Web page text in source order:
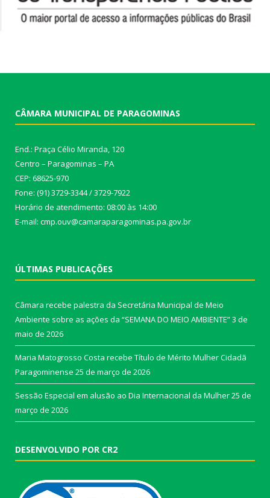
CÂMARA MUNICIPAL DE PARAGOMINAS
End.: Praça Célio Miranda, 120
Centro – Paragominas – PA
CEP: 68625-970
Fone: (91) 3729-3344 / 3729-7922
Horário de atendimento: 08:00 às 14:00
E-mail: cmp.ouv@camaraparagominas.pa.gov.br
ÚLTIMAS PUBLICAÇÕES
Câmara recebe palestra da Secretária Municipal de Meio
Ambiente sobre as ações da “SEMANA DO MEIO AMBIENTE”3 de
maio de 2026
Maria Matogrosso Costa recebe Título de Mérito Mulher Cidadã
Paragominense 25 de março de 2026
Sessão Especial em alusão ao Dia Internacional da Mulher25 de
março de 2026
DESENVOLVIDO POR CR2